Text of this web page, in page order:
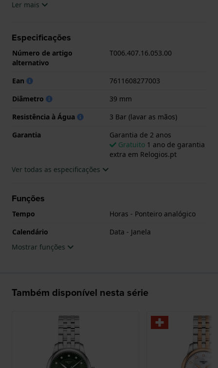
O relógio é estanque a 3ATM. Isto significa que o
.
Ler mais
Especificações
Número de artigo
alternativo
T006.407.16.053.00
Ean
7611608277003
Diâmetro
39 mm
Resistência à Água
3 Bar (lavar as mãos)
Garantia
Garantia de 2 anos
Gratuito 1 ano de garantia
extra em Relogios.pt
Ver todas as especificações
Funções
Tempo
Horas - Ponteiro analógico
Calendário
Data - Janela
Mostrar funções
Também disponível nesta série